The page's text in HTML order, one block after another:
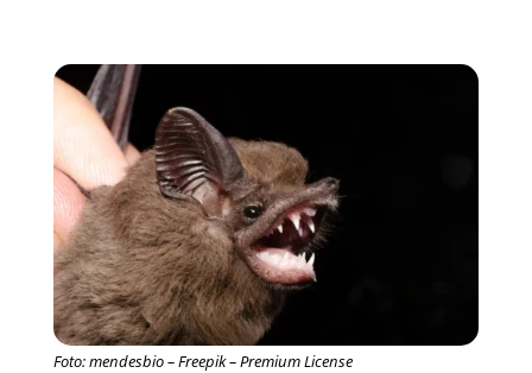
Foto: mendesbio – Freepik – Premium License